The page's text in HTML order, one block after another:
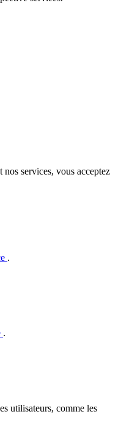
services, vous acceptez
.
.
utilisateurs, comme les